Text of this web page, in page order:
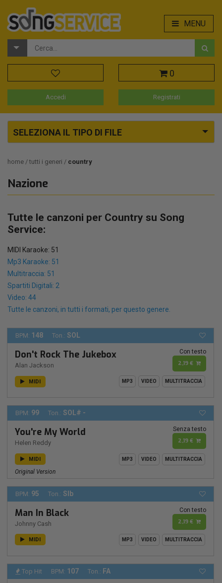
MENU
0
Accedi Registrati
SELEZIONA IL TIPO DI FILE
home tutti i generi country
Nazione
Tutte le canzoni per Country su Song
Service:
MIDI Karaoke: 51
Mp3 Karaoke: 51
Multitraccia: 51
Spartiti Digitali: 2
Video: 44
Tutte le canzoni, in tutti i formati, per questo genere.
BPM: 148 Ton.: SOL
Don't Rock The Jukebox
Alan Jackson
Con testo
2,19 €
MIDI MP3 VIDEO MULTITRACCIA
BPM: 99 Ton.: SOL# -
You're My World
Helen Reddy
Senza testo
2,19 €
MIDI MP3 VIDEO MULTITRACCIA
Original Version
BPM: 95 Ton.: SIb
Man In Black
Johnny Cash
Con testo
2,19 €
MIDI MP3 VIDEO MULTITRACCIA
Top Hit BPM: 107 Ton.: FA